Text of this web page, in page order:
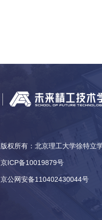
版权所有：北京理工大学徐特
京ICP备10019879号
京公网安备110402430044号